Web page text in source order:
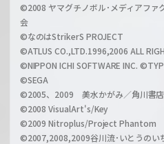
l
h
a
n
l
©2008 ヤマグチノボル･メディアファ
会
©なのはStrikerS PROJECT
©ATLUS CO.,LTD.1996,2006 ALL
©NIPPON ICHI SOFTWARE INC.
©SEGA
©2005、2009 美水かがみ／角川書店
©2008 VisualArt's/Key
©2009 Nitroplus/Project Phantom
©2007,2008,2009谷川流･いとうのい